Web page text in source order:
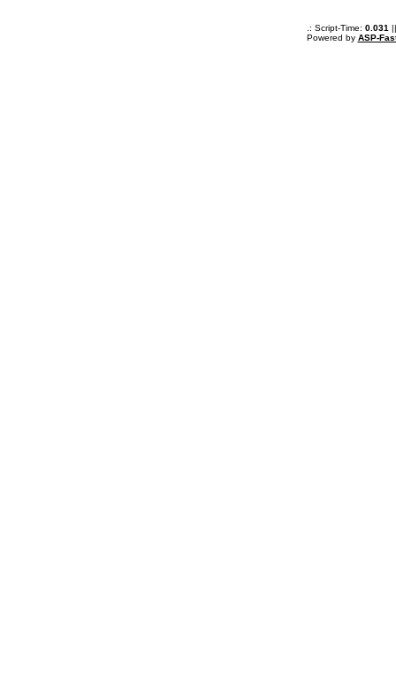
.: Script-Time: 0.031
Powered by ASP-